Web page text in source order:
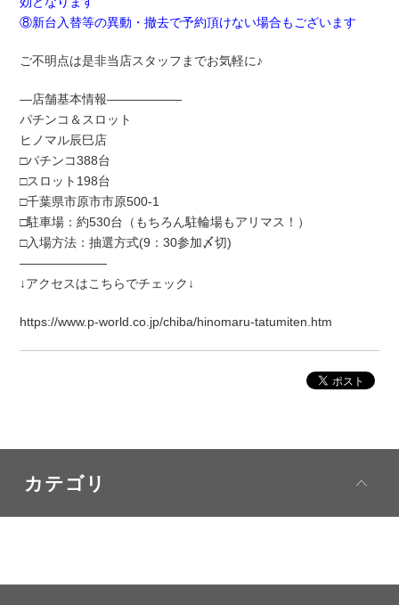
⑧新台入替等の異動・撤去で予約頂けない場合もございます
ご不明点は是非当店スタッフまでお気軽に♪
―店舗基本情報――――――
パチンコ＆スロット
ヒノマル辰巳店
□パチンコ388台
□スロット198台
□千葉県市原市市原500-1
□駐車場：約530台（もちろん駐輪場もアリマス！）
□入場方法：抽選方式(9：30参加〆切)
―――――――
↓アクセスはこちらでチェック↓
https://www.p-world.co.jp/chiba/hinomaru-tatumiten.htm
カテゴリ